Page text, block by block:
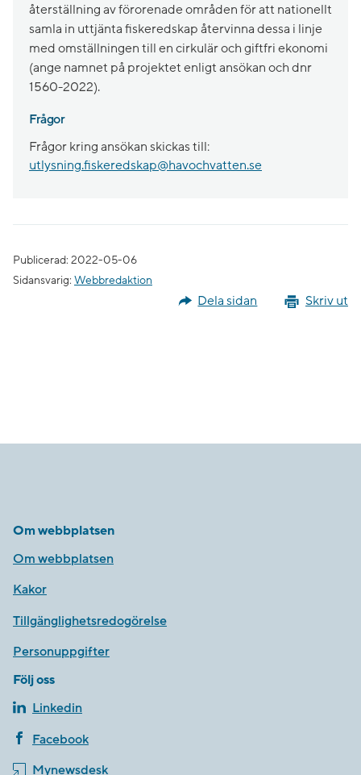
återställning av förorenade områden för att nationellt
samla in uttjänta fiskeredskap återvinna dessa i linje
med omställningen till en cirkulär och giftfri ekonomi
(ange namnet på projektet enligt ansökan och dnr
1560-2022).
Frågor
Frågor kring ansökan skickas till:
utlysning.fiskeredskap@havochvatten.se
Publicerad: 2022-05-06
Sidansvarig: Webbredaktion
Skriv ut
Dela sidan
Om webbplatsen
Om webbplatsen
Kakor
Tillgänglighetsredogörelse
Personuppgifter
Följ oss
Linkedin
Facebook
Mynewsdesk